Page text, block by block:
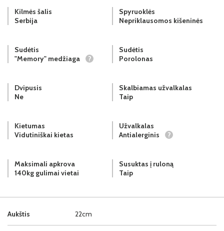
Aukštis 22cm
Kilmės šalis
Serbija
Spyruoklės
Nepriklausomos kišeninės
Sudėtis
"Memory" medžiaga
?
Sudėtis
Porolonas
Dvipusis
Ne
Skalbiamas užvalkalas
Taip
Kietumas
Vidutiniškai kietas
Užvalkalas
Antialerginis
?
Maksimali apkrova
140kg gulimai vietai
Susuktas į ruloną
Taip